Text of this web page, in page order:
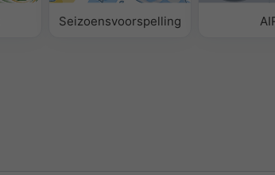
Seizoensvoorspelling